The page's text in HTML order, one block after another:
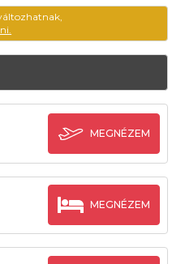
MEGNÉZEM
MEGNÉZEM